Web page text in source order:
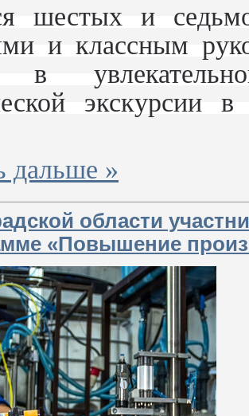
шестых и
и классным
в
экскурсии
дальше »
области
«Повышение